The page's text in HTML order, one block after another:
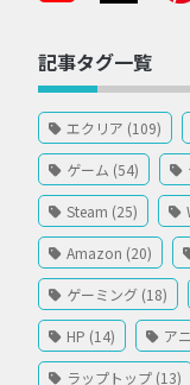
記事タグ一覧
エクリア (109)
ゲーム (54)
Steam (25)
Amazon (20)
ゲーミング (18)
HP (14) ア
ラップトップ (13)